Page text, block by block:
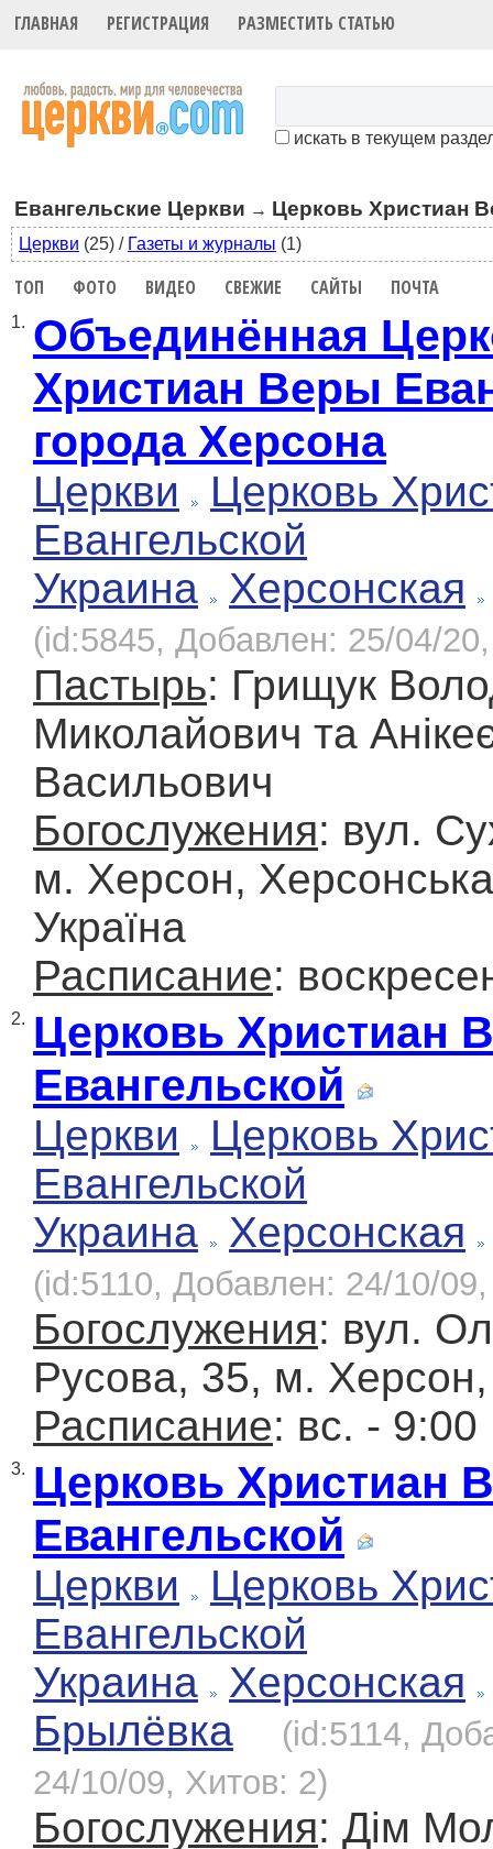
ГЛАВНАЯ РЕГИСТРАЦИЯ РАЗМЕСТИТЬ СТАТЬЮ
искать в текущем
Евангельские Церкви → Церковь Христиан
Церкви (25) / Газеты и журналы (1)
ТОП ФОТО ВИДЕО СВЕЖИЕ САЙТЫ ПОЧТА
1. Объединённая
Христиан Веры
города Херсона
Церкви
Церковь
Евангельской
Украина
Херсонская
(id:5845, Добавлен: 25/04/
Пастырь: Грищук
Миколайович та
Васильович
Богослужения: вул.
м. Херсон,
Україна
Расписание:
2. Церковь Христиан
Евангельской
Церкви
Церковь
Евангельской
Украина
Херсонская
(id:5110, Добавлен: 24/10/
Богослужения: вул.
Русова, 35, м. Херсон,
Расписание: вс. - 9:00
3. Церковь Христиан
Евангельской
Церкви
Церковь
Евангельской
Украина
Херсонская
Брылёвка
(id:5114,
24/10/09, Хитов: 2)
Богослужения: Дім